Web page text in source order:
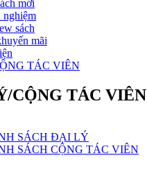
mới
sách
mãi
TÁC VIÊN
CỘNG TÁC VIÊN
SÁCH ĐẠI LÝ
SÁCH CỘNG TÁC VIÊN